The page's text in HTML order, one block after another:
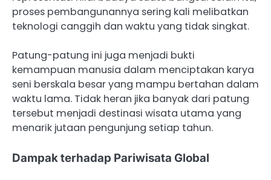
proses pembangunannya sering kali melibatkan
teknologi canggih dan waktu yang tidak singkat.
Patung-patung ini juga menjadi bukti
kemampuan manusia dalam menciptakan karya
seni berskala besar yang mampu bertahan dalam
waktu lama. Tidak heran jika banyak dari patung
tersebut menjadi destinasi wisata utama yang
menarik jutaan pengunjung setiap tahun.
Dampak terhadap Pariwisata Global